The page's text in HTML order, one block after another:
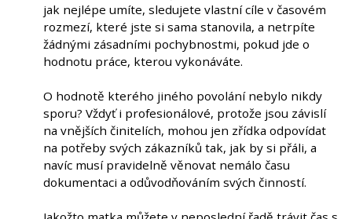
jak nejlépe umíte, sledujete vlastní cíle v časovém
rozmezí, které jste si sama stanovila, a netrpíte
žádnými zásadními pochybnostmi, pokud jde o
hodnotu práce, kterou vykonáváte.
O hodnotě kterého jiného povolání nebylo nikdy
sporu? Vždyť i profesionálové, protože jsou závislí
na vnějších činitelích, mohou jen zřídka odpovídat
na potřeby svých zákazníků tak, jak by si přáli, a
navíc musí pravidelně věnovat nemálo času
dokumentaci a odůvodňováním svých činností.